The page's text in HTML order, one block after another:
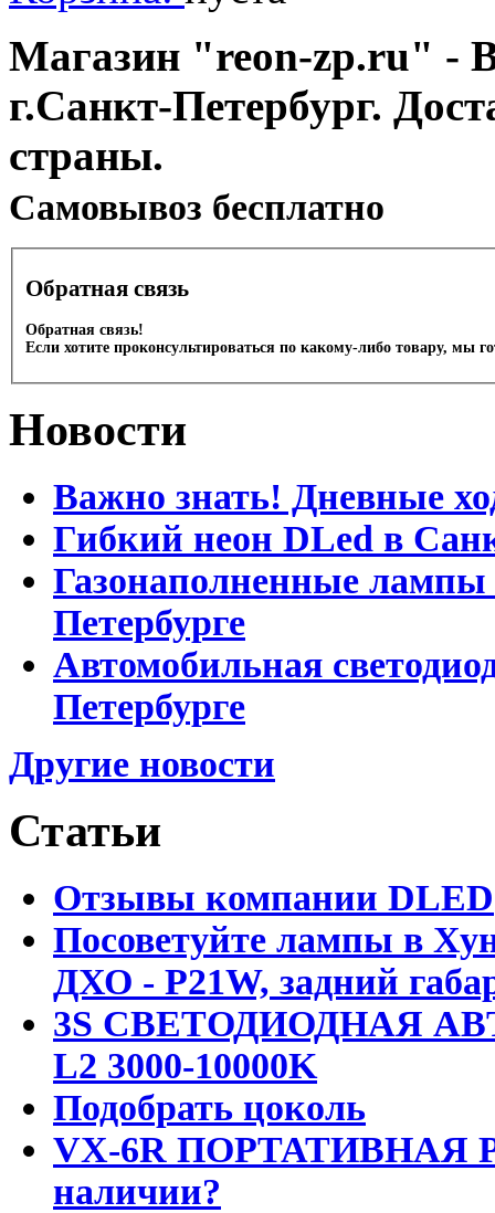
Магазин "reon-zp.ru" -
г.Санкт-Петербург.
страны.
Cамовывоз бесплатно
Обратная связь
Обратная связь!
Если хотите проконсультироваться по какому-либо товару, мы
Новости
Важно знать! Дневные
Гибкий неон DLed в
Газонаполненные
Петербурге
Автомобильная
Петербурге
Другие новости
Статьи
Отзывы компании DLED
Посоветуйте лампы в
ДХО - P21W, задний
3S СВЕТОДИОДНАЯ
L2 3000-10000K
Подобрать цоколь
VX-6R ПОРТАТИВНАЯ
наличии?